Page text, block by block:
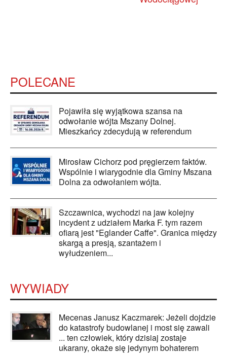
POLECANE
Pojawiła się wyjątkowa szansa na
odwołanie wójta Mszany Dolnej.
Mieszkańcy zdecydują w referendum
Mirosław Cichorz pod pręgierzem faktów.
Wspólnie i wiarygodnie dla Gminy Mszana
Dolna za odwołaniem wójta.
Szczawnica, wychodzi na jaw kolejny
incydent z udziałem Marka F. tym razem
ofiarą jest "Eglander Caffe". Granica między
skargą a presją, szantażem i
wyłudzeniem...
WYWIADY
Mecenas Janusz Kaczmarek: Jeżeli dojdzie
do katastrofy budowlanej i most się zawali
... ten człowiek, który dzisiaj zostaje
ukarany, okaże się jedynym bohaterem